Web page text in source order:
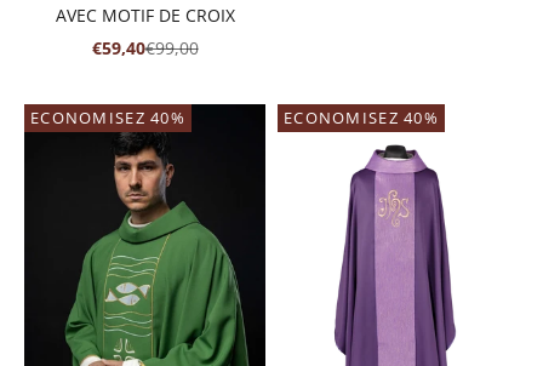
AVEC MOTIF DE CROIX
PRIX DE VENTE
€59,40PRIX NORMAL
€99,00
ECONOMISEZ 40% ECONOMISEZ 40%